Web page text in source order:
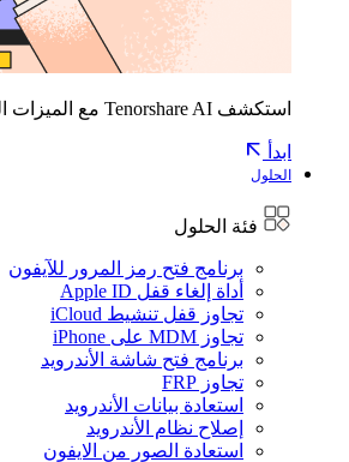
استكشف Tenorshare AI مع الميزات الجديدة المذهلة
ابدأ
الحلول
فئة الحلول
برنامج فتح رمز المرور للآيفون
أداة إلغاء قفل Apple ID
تجاوز قفل تنشيط iCloud
تجاوز MDM على iPhone
برنامج فتح شاشة الأندرويد
تجاوز FRP
استعادة بيانات الأندرويد
إصلاح نظام الأندرويد
استعادة الصور من الايفون